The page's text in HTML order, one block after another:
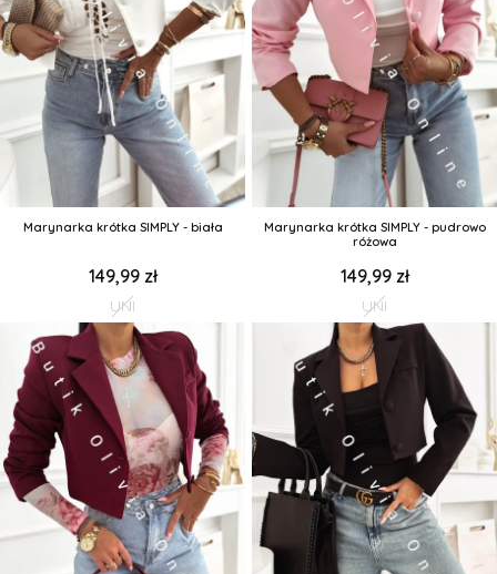
Marynarka krótka SIMPLY - biała
149,99 zł
UNI
Marynarka krótka SIMPLY - pudrowo
różowa
149,99 zł
UNI